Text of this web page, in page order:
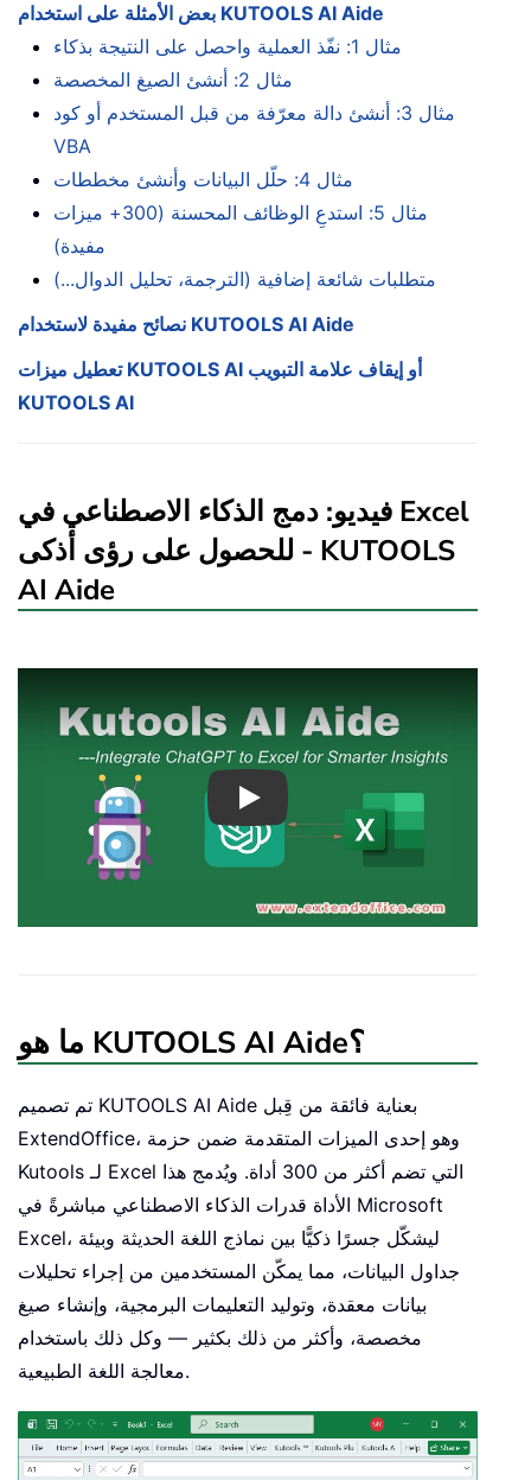
بعض الأمثلة على استخدام KUTOOLS AI Aide
مثال 1: نفّذ العملية واحصل على النتيجة بذكاء
مثال 2: أنشئ الصيغ المخصصة
مثال 3: أنشئ دالة معرّفة من قبل المستخدم أو كود
VBA
مثال 4: حلّل البيانات وأنشئ مخططات
مثال 5: استدعِ الوظائف المحسنة (300+ ميزات
مفيدة)
متطلبات شائعة إضافية (الترجمة، تحليل الدوال...)
نصائح مفيدة لاستخدام KUTOOLS AI Aide
تعطيل ميزات KUTOOLS AI أو إيقاف علامة التبويب
KUTOOLS AI
فيديو: دمج الذكاء الاصطناعي في Excel
للحصول على رؤى أذكى - KUTOOLS
AI Aide
Play
ما هو KUTOOLS AI Aide؟
تم تصميم KUTOOLS AI Aide بعناية فائقة من قِبل
ExtendOffice، وهو إحدى الميزات المتقدمة ضمن حزمة
Kutools لـ Excel التي تضم أكثر من 300 أداة. ويُدمج هذا
الأداة قدرات الذكاء الاصطناعي مباشرةً في Microsoft
Excel، ليشكّل جسرًا ذكيًّا بين نماذج اللغة الحديثة وبيئة
جداول البيانات، مما يمكّن المستخدمين من إجراء تحليلات
بيانات معقدة، وتوليد التعليمات البرمجية، وإنشاء صيغ
مخصصة، وأكثر من ذلك بكثير — وكل ذلك باستخدام
معالجة اللغة الطبيعية.